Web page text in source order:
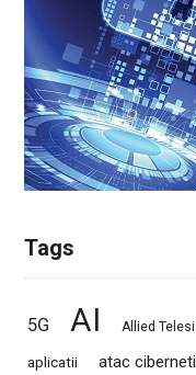
Tags
5G AI Allied
aplicatii atac